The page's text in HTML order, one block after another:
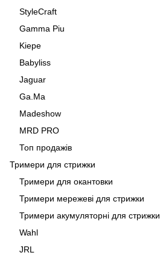
StyleCraft
Gamma Piu
Kiepe
Babyliss
Jaguar
Ga.Ma
Madeshow
MRD PRO
Топ продажів
Тримери для стрижки
Тримери для окантовки
Тримери мережеві для стрижки
Тримери акумуляторні для стрижки
Wahl
JRL